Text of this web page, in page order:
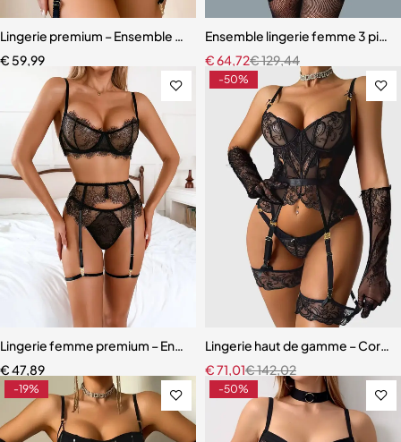
Lingerie premium – Ensemble sculptant en dentelle brodée florale
€ 59,99
Ensemble lingerie femme 3
€129,44
€64,72
Lingerie femme premium – Ensemble romantique en dentelle fine
€47,89
-50%
Lingerie haut de gamme –
€142,02
€71,01
-19% -50%